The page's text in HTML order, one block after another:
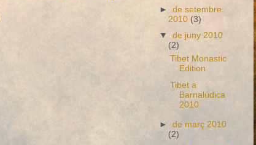
►de setembre
2010 (3)
▼de juny 2010
(2)
Tibet Monastic
Edition
Tibet a
Barnalúdica
2010
►de març 2010
(2)